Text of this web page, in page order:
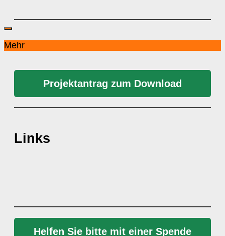
Mehr
Projektantrag zum Download
Links
Helfen Sie bitte mit einer Spende